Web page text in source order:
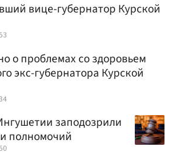
вице-губернатор Курской
о проблемах со здоровьем
экс-губернатора Курской
заподозрили
полномочий